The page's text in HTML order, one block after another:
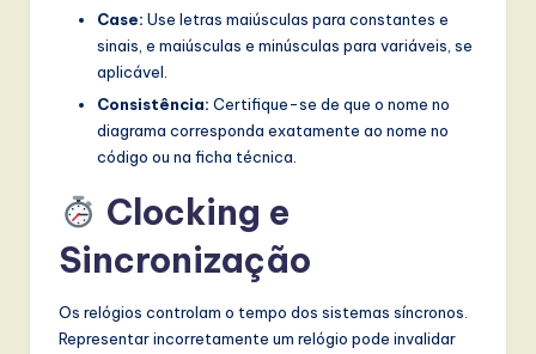
Case: Use letras maiúsculas para constantes e
sinais, e maiúsculas e minúsculas para variáveis, se
aplicável.
Consistência: Certifique-se de que o nome no
diagrama corresponda exatamente ao nome no
código ou na ficha técnica.
Clocking e
Sincronização
Os relógios controlam o tempo dos sistemas síncronos.
Representar incorretamente um relógio pode invalidar